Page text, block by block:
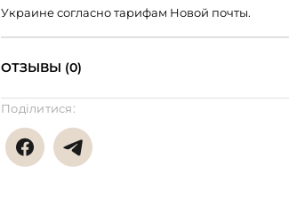
Украине согласно тарифам Новой почты.
ОТЗЫВЫ (0)
Поділитися: